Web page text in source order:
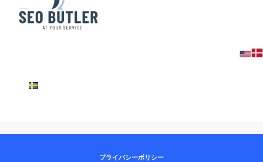
se
プライバシーポリシー